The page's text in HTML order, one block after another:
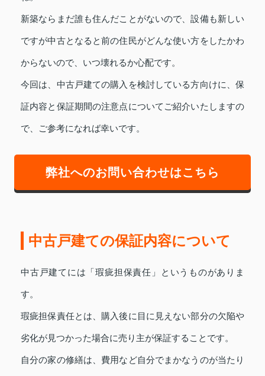
新築ならまだ誰も住んだことがないので、設備も新しい
ですが中古となると前の住民がどんな使い方をしたかわ
からないので、いつ壊れるか心配です。
今回は、中古戸建ての購入を検討している方向けに、保
証内容と保証期間の注意点についてご紹介いたしますの
で、ご参考になれば幸いです。
弊社へのお問い合わせはこちら
中古戸建ての保証内容について
中古戸建てには「瑕疵担保責任」というものがありま
す。
瑕疵担保責任とは、購入後に目に見えない部分の欠陥や
劣化が見つかった場合に売り主が保証することです。
自分の家の修繕は、費用など自分でまかなうのが当たり